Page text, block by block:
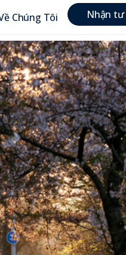
Chúng Tôi Nhận tư